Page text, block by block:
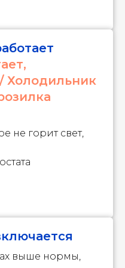
Холодильник
не горит свет,
выше нормы,